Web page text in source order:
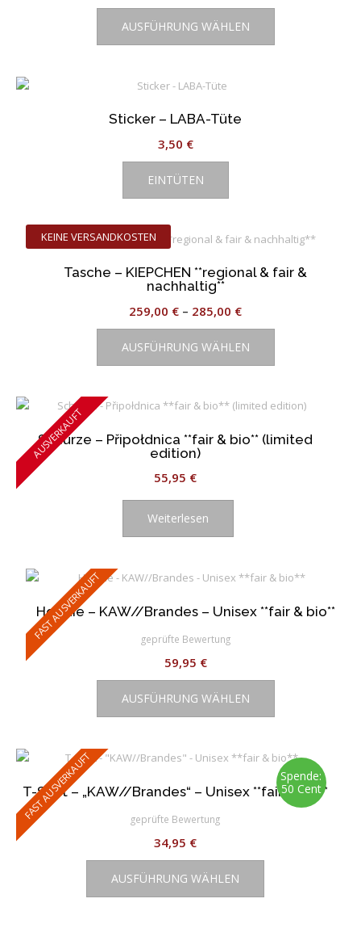
können
der
Preis
war:
Preis
ist:
AUSFÜHRUNG WÄHLEN
Dieses
weist
gewählt
Sticker – LABA-Tüte
3,50 €
EINTÜTEN
KEINE VERSANDKOSTEN
Tasche – KIEPCHEN **regional & fair &
nachhaltig**
259,00 € – 285,00 €
AUSFÜHRUNG WÄHLEN
Dieses
weist
Varianten
Die
werden
AUSVERKAUFT
Schürze – Připołdnica **fair & bio** (limited
edition)
55,95 €
Weiterlesen
FAST AUSVERKAUFT
Hoodie – KAW//Brandes – Unisex **fair & bio**
geprüfte Bewertung
59,95 €
AUSFÜHRUNG WÄHLEN
Dieses
weist
Varianten
auf.
Die
Optionen
Spende:
50 Cent
FAST AUSVERKAUFT
T-Shirt – „KAW//Brandes“ – Unisex **fair & bio**
geprüfte Bewertung
34,95 €
AUSFÜHRUNG WÄHLEN
Dieses
weist